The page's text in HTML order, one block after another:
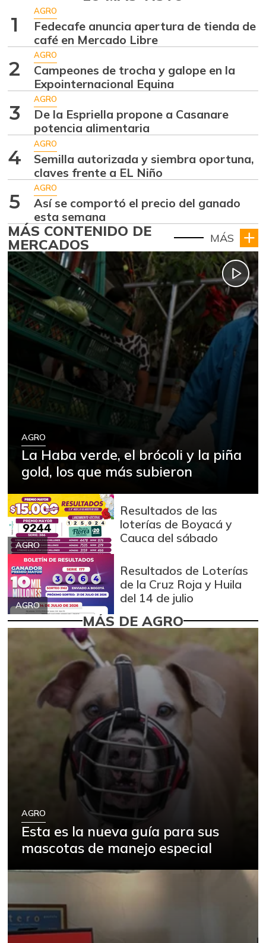
1
AGRO
Fedecafe anuncia apertura de tienda de
café en Mercado Libre
2
AGRO
Campeones de trocha y galope en la
Expointernacional Equina
3
AGRO
De la Espriella propone a Casanare
potencia alimentaria
4
AGRO
Semilla autorizada y siembra oportuna,
claves frente a EL Niño
5
AGRO
Así se comportó el precio del ganado
esta semana
MÁS CONTENIDO DE
MERCADOS MÁS
AGRO
La Haba verde, el brócoli y la piña
gold, los que más subieron
AGRO
Resultados de las
loterías de Boyacá y
Cauca del sábado
AGRO
Resultados de Loterías
de la Cruz Roja y Huila
del 14 de julio
MÁS DE AGRO
AGRO
Esta es la nueva guía para sus
mascotas de manejo especial